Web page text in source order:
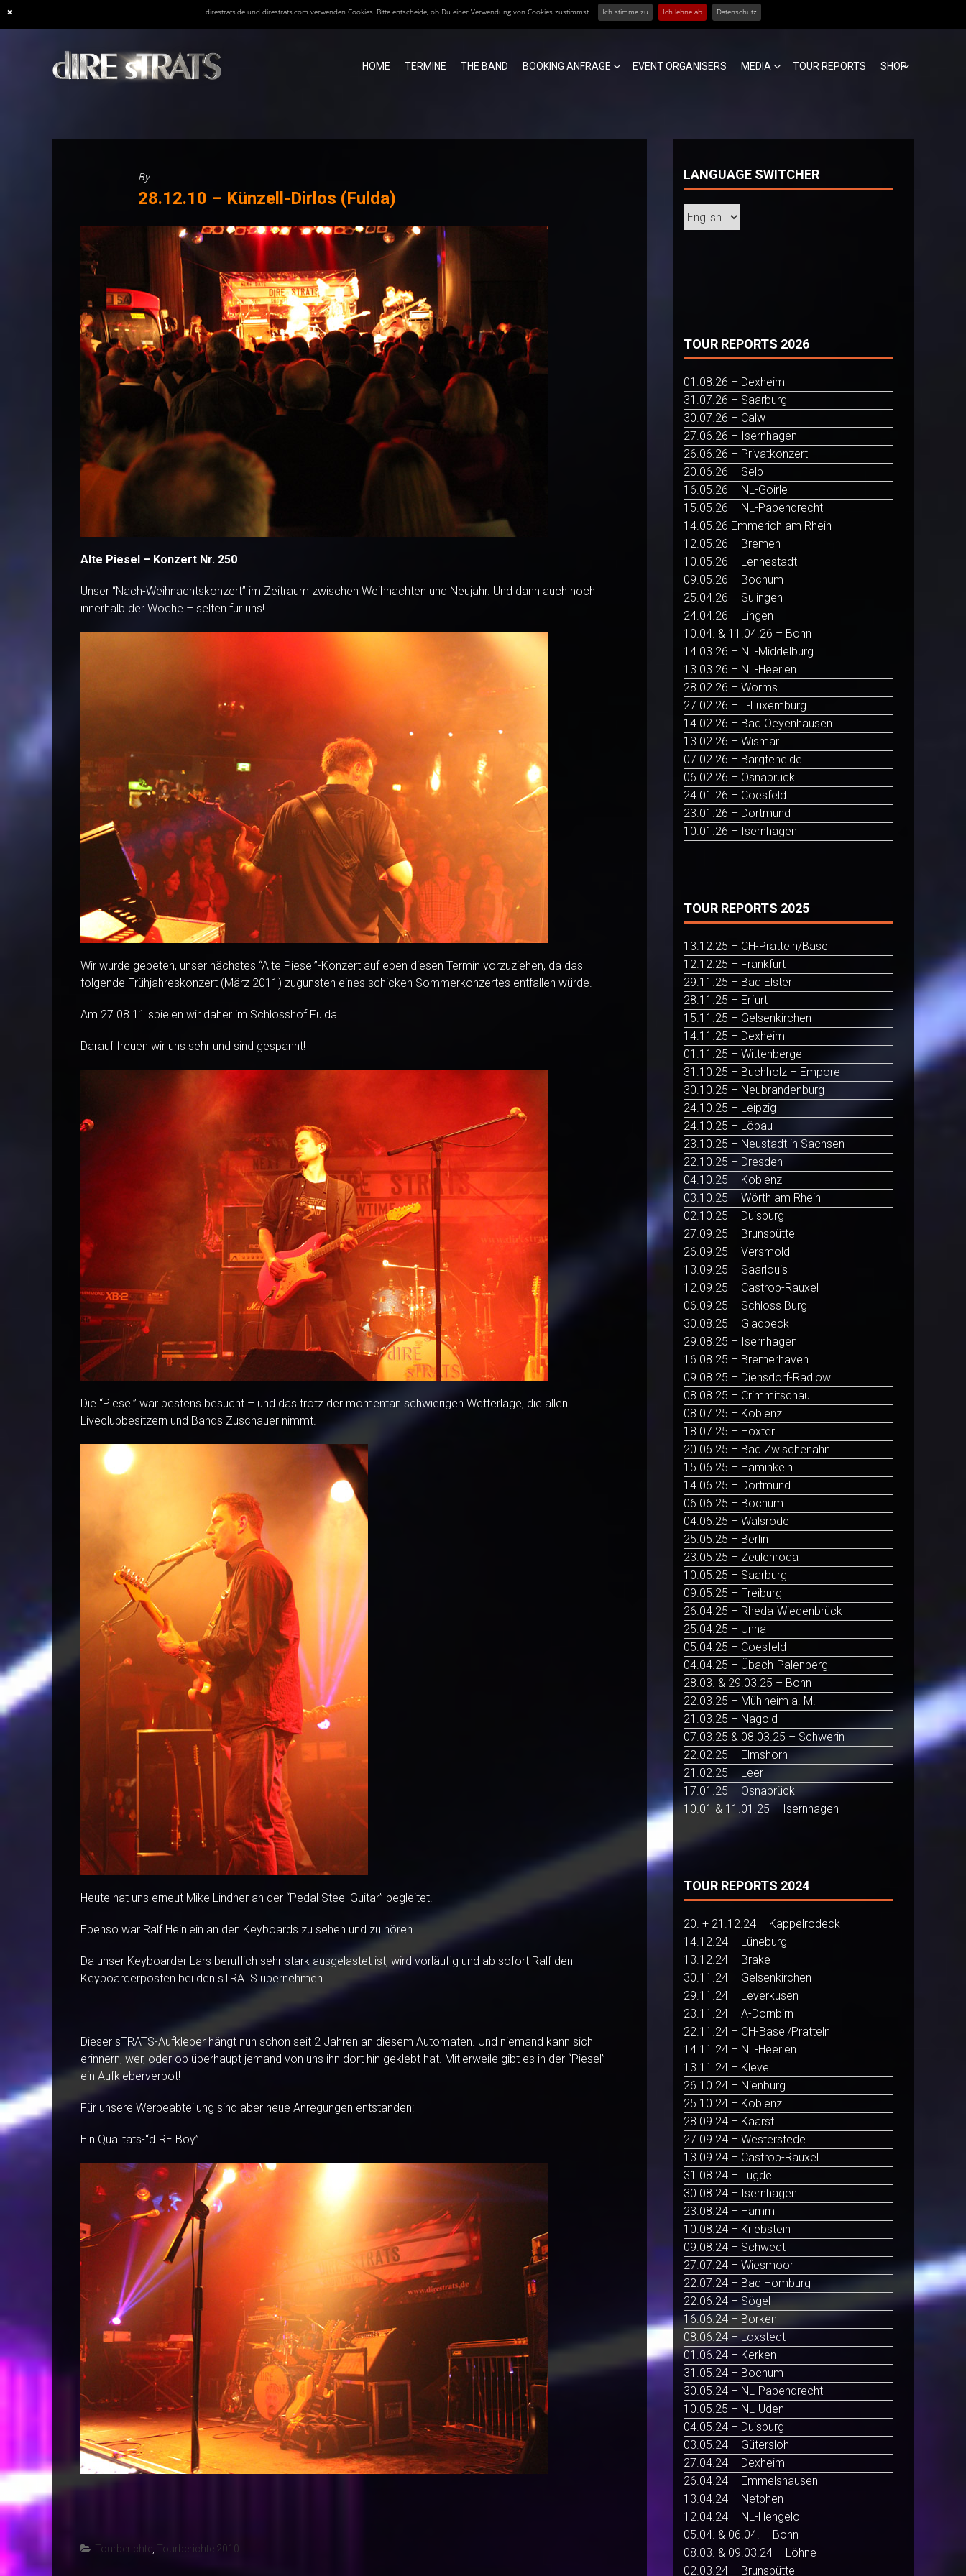
direstrats.de und direstrats.com verwenden Cookies. Bitte entscheide, ob Du einer Verwendung von Cookies zustimmst. Ich stimme zu Ich lehne ab Datenschutz
HOME TERMINE THE BAND BOOKING ANFRAGE EVENT ORGANISERS MEDIA TOUR REPORTS SHOP
By
28.12.10 – Künzell-Dirlos (Fulda)
Alte Piesel – Konzert Nr. 250
Unser “Nach-Weihnachtskonzert” im Zeitraum zwischen Weihnachten und Neujahr. Und dann auch noch
innerhalb der Woche – selten für uns!
Wir wurde gebeten, unser nächstes “Alte Piesel”-Konzert auf eben diesen Termin vorzuziehen, da das
folgende Frühjahreskonzert (März 2011) zugunsten eines schicken Sommerkonzertes entfallen würde.
Am 27.08.11 spielen wir daher im Schlosshof Fulda.
Darauf freuen wir uns sehr und sind gespannt!
Die “Piesel” war bestens besucht – und das trotz der momentan schwierigen Wetterlage, die allen
Liveclubbesitzern und Bands Zuschauer nimmt.
Heute hat uns erneut Mike Lindner an der “Pedal Steel Guitar” begleitet.
Ebenso war Ralf Heinlein an den Keyboards zu sehen und zu hören.
Da unser Keyboarder Lars beruflich sehr stark ausgelastet ist, wird vorläufig und ab sofort Ralf den
Keyboarderposten bei den sTRATS übernehmen.
Dieser sTRATS-Aufkleber hängt nun schon seit 2 Jahren an diesem Automaten. Und niemand kann sich
erinnern, wer, oder ob überhaupt jemand von uns ihn dort hin geklebt hat. Mitlerweile gibt es in der “Piesel”
ein Aufkleberverbot!
Für unsere Werbeabteilung sind aber neue Anregungen entstanden:
Ein Qualitäts-“dIRE Boy”.
Tourberichte, Tourberichte 2010
LANGUAGE SWITCHER
TOUR REPORTS 2026
01.08.26 – Dexheim
31.07.26 – Saarburg
30.07.26 – Calw
27.06.26 – Isernhagen
26.06.26 – Privatkonzert
20.06.26 – Selb
16.05.26 – NL-Goirle
15.05.26 – NL-Papendrecht
14.05.26 Emmerich am Rhein
12.05.26 – Bremen
10.05.26 – Lennestadt
09.05.26 – Bochum
25.04.26 – Sulingen
24.04.26 – Lingen
10.04. & 11.04.26 – Bonn
14.03.26 – NL-Middelburg
13.03.26 – NL-Heerlen
28.02.26 – Worms
27.02.26 – L-Luxemburg
14.02.26 – Bad Oeyenhausen
13.02.26 – Wismar
07.02.26 – Bargteheide
06.02.26 – Osnabrück
24.01.26 – Coesfeld
23.01.26 – Dortmund
10.01.26 – Isernhagen
TOUR REPORTS 2025
13.12.25 – CH-Pratteln/Basel
12.12.25 – Frankfurt
29.11.25 – Bad Elster
28.11.25 – Erfurt
15.11.25 – Gelsenkirchen
14.11.25 – Dexheim
01.11.25 – Wittenberge
31.10.25 – Buchholz – Empore
30.10.25 – Neubrandenburg
24.10.25 – Leipzig
24.10.25 – Löbau
23.10.25 – Neustadt in Sachsen
22.10.25 – Dresden
04.10.25 – Koblenz
03.10.25 – Wörth am Rhein
02.10.25 – Duisburg
27.09.25 – Brunsbüttel
26.09.25 – Versmold
13.09.25 – Saarlouis
12.09.25 – Castrop-Rauxel
06.09.25 – Schloss Burg
30.08.25 – Gladbeck
29.08.25 – Isernhagen
16.08.25 – Bremerhaven
09.08.25 – Diensdorf-Radlow
08.08.25 – Crimmitschau
08.07.25 – Koblenz
18.07.25 – Höxter
20.06.25 – Bad Zwischenahn
15.06.25 – Haminkeln
14.06.25 – Dortmund
06.06.25 – Bochum
04.06.25 – Walsrode
25.05.25 – Berlin
23.05.25 – Zeulenroda
10.05.25 – Saarburg
09.05.25 – Freiburg
26.04.25 – Rheda-Wiedenbrück
25.04.25 – Unna
05.04.25 – Coesfeld
04.04.25 – Übach-Palenberg
28.03. & 29.03.25 – Bonn
22.03.25 – Mühlheim a. M.
21.03.25 – Nagold
07.03.25 & 08.03.25 – Schwerin
22.02.25 – Elmshorn
21.02.25 – Leer
17.01.25 – Osnabrück
10.01 & 11.01.25 – Isernhagen
TOUR REPORTS 2024
20. + 21.12.24 – Kappelrodeck
14.12.24 – Lüneburg
13.12.24 – Brake
30.11.24 – Gelsenkirchen
29.11.24 – Leverkusen
23.11.24 – A-Dornbirn
22.11.24 – CH-Basel/Pratteln
14.11.24 – NL-Heerlen
13.11.24 – Kleve
26.10.24 – Nienburg
25.10.24 – Koblenz
28.09.24 – Kaarst
27.09.24 – Westerstede
13.09.24 – Castrop-Rauxel
31.08.24 – Lügde
30.08.24 – Isernhagen
23.08.24 – Hamm
10.08.24 – Kriebstein
09.08.24 – Schwedt
27.07.24 – Wiesmoor
22.07.24 – Bad Homburg
22.06.24 – Sögel
16.06.24 – Borken
08.06.24 – Loxstedt
01.06.24 – Kerken
31.05.24 – Bochum
30.05.24 – NL-Papendrecht
10.05.25 – NL-Uden
04.05.24 – Duisburg
03.05.24 – Gütersloh
27.04.24 – Dexheim
26.04.24 – Emmelshausen
13.04.24 – Netphen
12.04.24 – NL-Hengelo
05.04. & 06.04. – Bonn
08.03. & 09.03.24 – Löhne
02.03.24 – Brunsbüttel